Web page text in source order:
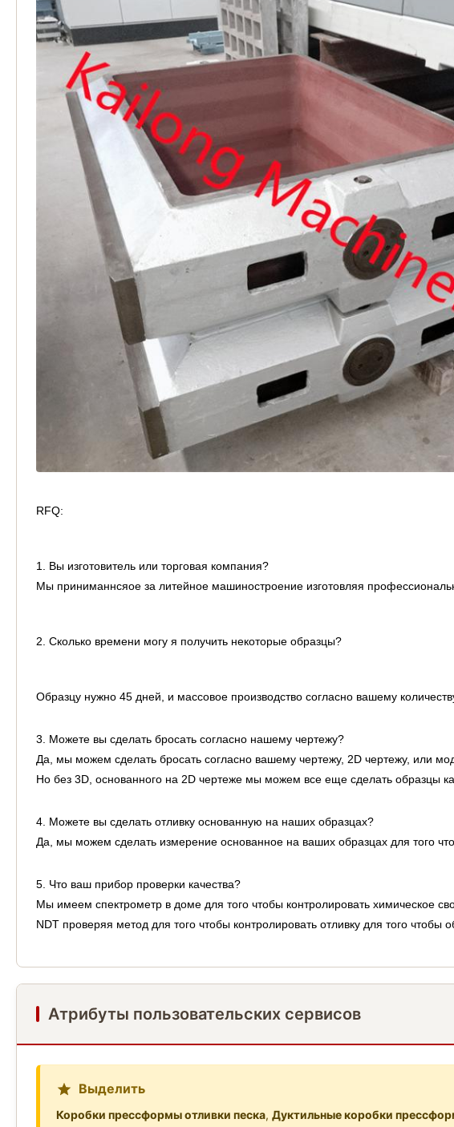
RFQ:
1. Вы изготовитель или торговая компания?
Мы приниманнсяое за литейное машиностроение изготовляя
2. Сколько времени могу я получить некоторые образцы?
Образцу нужно 45 дней, и массовое производство согласно вашему
3. Можете вы сделать бросать согласно нашему чертежу?
Да, мы можем сделать бросать согласно вашему чертежу, 2D чертежу, или
Но без 3D, основанного на 2D чертеже мы можем все еще сделать образцы
4. Можете вы сделать отливку основанную на наших образцах?
Да, мы можем сделать измерение основанное на ваших образцах для того
5. Что ваш прибор проверки качества?
Мы имеем спектрометр в доме для того чтобы контролировать химическое
NDT проверяя метод для того чтобы контролировать отливку для того чтобы
Атрибуты пользовательских сервисов
Выделить
Коробки прессформы отливки песка, Дуктильные коробки